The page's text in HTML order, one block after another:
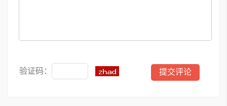
验证码：